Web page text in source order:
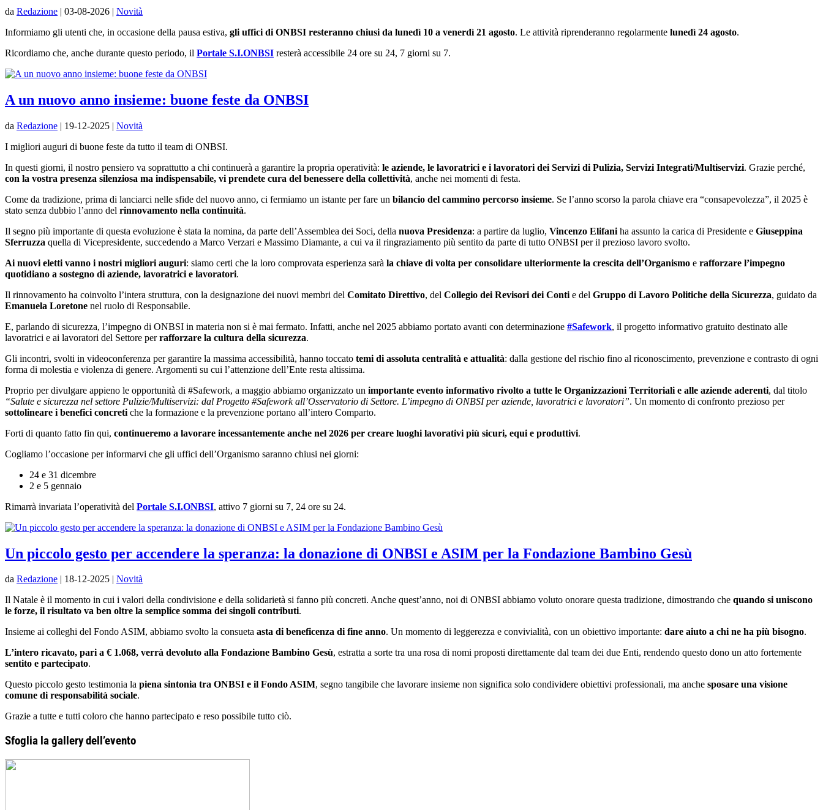
da Redazione | 03-08-2026 | Novità
Informiamo gli utenti che, in occasione della pausa estiva, gli uffici di ONBSI resteranno chiusi da lunedì 10 a venerdì 21 agosto. Le attività riprenderanno regolarmente lunedì 24 agosto.
Ricordiamo che, anche durante questo periodo, il Portale S.I.ONBSI resterà accessibile 24 ore su 24, 7 giorni su 7.
A un nuovo anno insieme: buone feste da ONBSI
da Redazione | 19-12-2025 | Novità
I migliori auguri di buone feste da tutto il team di ONBSI.
In questi giorni, il nostro pensiero va soprattutto a chi continuerà a garantire la propria operatività: le aziende, le lavoratrici e i lavoratori dei Servizi di Pulizia, Servizi Integrati/Multiservizi. Grazie perché,
con la vostra presenza silenziosa ma indispensabile, vi prendete cura del benessere della collettività, anche nei momenti di festa.
Come da tradizione, prima di lanciarci nelle sfide del nuovo anno, ci fermiamo un istante per fare un bilancio del cammino percorso insieme. Se l’anno scorso la parola chiave era “consapevolezza”, il 2025 è
stato senza dubbio l’anno del rinnovamento nella continuità.
Il segno più importante di questa evoluzione è stata la nomina, da parte dell’Assemblea dei Soci, della nuova Presidenza: a partire da luglio, Vincenzo Elifani ha assunto la carica di Presidente e Giuseppina
Sferruzza quella di Vicepresidente, succedendo a Marco Verzari e Massimo Diamante, a cui va il ringraziamento più sentito da parte di tutto ONBSI per il prezioso lavoro svolto.
Ai nuovi eletti vanno i nostri migliori auguri: siamo certi che la loro comprovata esperienza sarà la chiave di volta per consolidare ulteriormente la crescita dell’Organismo e rafforzare l’impegno
quotidiano a sostegno di aziende, lavoratrici e lavoratori.
Il rinnovamento ha coinvolto l’intera struttura, con la designazione dei nuovi membri del Comitato Direttivo, del Collegio dei Revisori dei Conti e del Gruppo di Lavoro Politiche della Sicurezza, guidato da
Emanuela Loretone nel ruolo di Responsabile.
E, parlando di sicurezza, l’impegno di ONBSI in materia non si è mai fermato. Infatti, anche nel 2025 abbiamo portato avanti con determinazione #Safework, il progetto informativo gratuito destinato alle
lavoratrici e ai lavoratori del Settore perrafforzare la cultura della sicurezza.
Gli incontri, svolti in videoconferenza per garantire la massima accessibilità, hanno toccato temi di assoluta centralità e attualità: dalla gestione del rischio fino al riconoscimento, prevenzione e contrasto di ogni
forma di molestia e violenza di genere. Argomenti su cui l’attenzione dell’Ente resta altissima.
Proprio per divulgare appieno le opportunità di #Safework, a maggio abbiamo organizzato un importante evento informativo rivolto a tutte le Organizzazioni Territoriali e alle aziende aderenti, dal titolo
“Salute e sicurezza nel settore Pulizie/Multiservizi: dal Progetto #Safework all’Osservatorio di Settore. L’impegno di ONBSI per aziende, lavoratrici e lavoratori”. Un momento di confronto prezioso per
sottolineare i benefici concreti che la formazione e la prevenzione portano all’intero Comparto.
Forti di quanto fatto fin qui, continueremo a lavorare incessantemente anche nel 2026 per creare luoghi lavorativi più sicuri, equi e produttivi.
Cogliamo l’occasione per informarvi che gli uffici dell’Organismo saranno chiusi nei giorni:
24 e 31 dicembre
2 e 5 gennaio
Rimarrà invariata l’operatività del Portale S.I.ONBSI, attivo 7 giorni su 7, 24 ore su 24.
Un piccolo gesto per accendere la speranza: la donazione di ONBSI e ASIM per la Fondazione Bambino Gesù
da Redazione | 18-12-2025 | Novità
Il Natale è il momento in cui i valori della condivisione e della solidarietà si fanno più concreti. Anche quest’anno, noi di ONBSI abbiamo voluto onorare questa tradizione, dimostrando che quando si uniscono
le forze, il risultato va ben oltre la semplice somma dei singoli contributi.
Insieme ai colleghi del Fondo ASIM, abbiamo svolto la consueta asta di beneficenza di fine anno. Un momento di leggerezza e convivialità, con un obiettivo importante: dare aiuto a chi ne ha più bisogno.
L’intero ricavato, pari a € 1.068, verrà devoluto alla Fondazione Bambino Gesù, estratta a sorte tra una rosa di nomi proposti direttamente dal team dei due Enti, rendendo questo dono un atto fortemente
sentito e partecipato.
Questo piccolo gesto testimonia la piena sintonia tra ONBSI e il Fondo ASIM, segno tangibile che lavorare insieme non significa solo condividere obiettivi professionali, ma anche sposare una visione
comune di responsabilità sociale.
Grazie a tutte e tutti coloro che hanno partecipato e reso possibile tutto ciò.
Sfoglia la gallery dell’evento